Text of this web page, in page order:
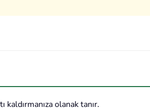
olanak tanır.